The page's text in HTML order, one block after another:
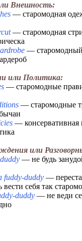
Внешность:
— старомодная
— старомодная
— старомодный
или Политика:
— старомодные
— старомодные
— консервативная
или
— не будь
fuddy-duddy —
вести себя так
duddy — не веди